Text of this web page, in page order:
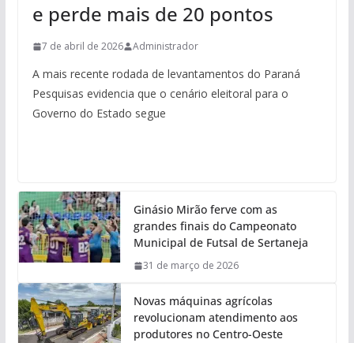
e perde mais de 20 pontos
7 de abril de 2026 Administrador
A mais recente rodada de levantamentos do Paraná
Pesquisas evidencia que o cenário eleitoral para o
Governo do Estado segue
Ginásio Mirão ferve com as
grandes finais do Campeonato
Municipal de Futsal de Sertaneja
31 de março de 2026
Novas máquinas agrícolas
revolucionam atendimento aos
produtores no Centro-Oeste